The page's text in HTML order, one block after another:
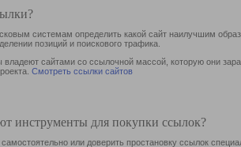
системам определить какой сайт наилучшим
позиций и поискового трафика.
сайтами со ссылочной массой, которую они
Смотреть ссылки сайтов
инструменты для покупки ссылок?
или доверить простановку ссылок